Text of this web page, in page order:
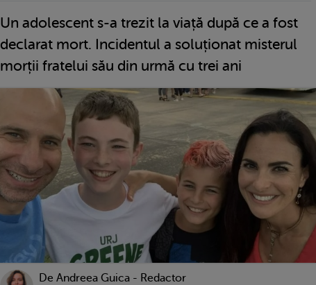
Un adolescent s-a trezit la viață după ce a fost
declarat mort. Incidentul a soluționat misterul
morții fratelui său din urmă cu trei ani
De Andreea Guica - Redactor